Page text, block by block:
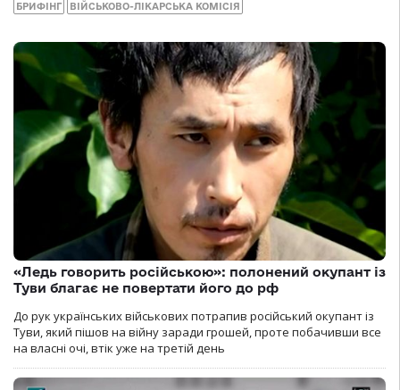
БРИФІНГ ВІЙСЬКОВО-ЛІКАРСЬКА КОМІСІЯ
«Ледь говорить російською»: полонений окупант із
Туви благає не повертати його до рф
До рук українських військових потрапив російський окупант із
Туви, який пішов на війну заради грошей, проте побачивши все
на власні очі, втік уже на третій день